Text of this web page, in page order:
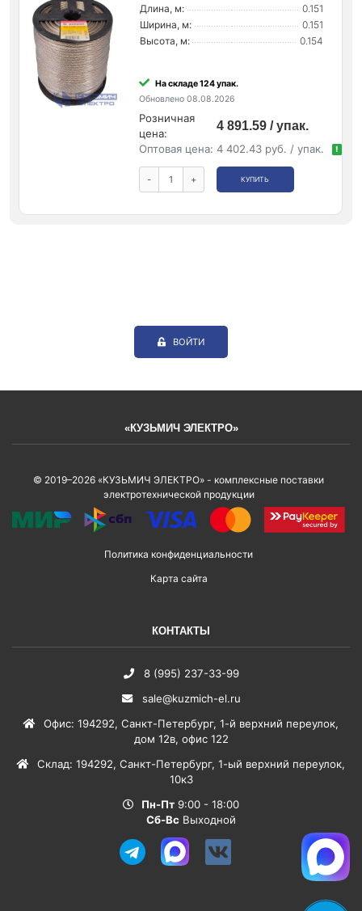
Длина, м:
0.151
Ширина, м:
0.151
Высота, м:
0.154
На складе 124 упак.
Обновлено 08.08.2026
Розничная
цена:
4 891.59 / упак.
Оптовая цена: 4 402.43 руб. / упак. !
- + КУПИТЬ
ВОЙТИ
«КУЗЬМИЧ ЭЛЕКТРО»
© 2019–2026 «КУЗЬМИЧ ЭЛЕКТРО» - комплексные поставки
электротехнической продукции
Политика конфиденциальности
Карта сайта
КОНТАКТЫ
8 (995) 237-33-99
sale@kuzmich-el.ru
Офис: 194292, Санкт-Петербург, 1-й верхний переулок,
дом 12в, офис 122
Склад: 194292, Санкт-Петербург, 1-ый верхний переулок,
10к3
Пн-Пт 9:00 - 18:00
Сб-Вс Выходной